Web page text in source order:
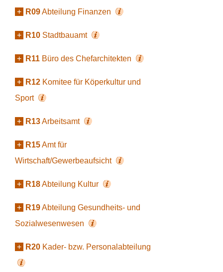
+ R09Abteilung Finanzen
+ R10 Stadtbauamt
+ R11 Büro des Chefarchitekten
+ R12 Komitee für Köperkultur und
Sport
+ R13Arbeitsamt
+ R15Amt für
Wirtschaft/Gewerbeaufsicht
+ R18Abteilung Kultur
+ R19Abteilung Gesundheits- und
Sozialwesenwesen
+ R20 Kader- bzw. Personalabteilung